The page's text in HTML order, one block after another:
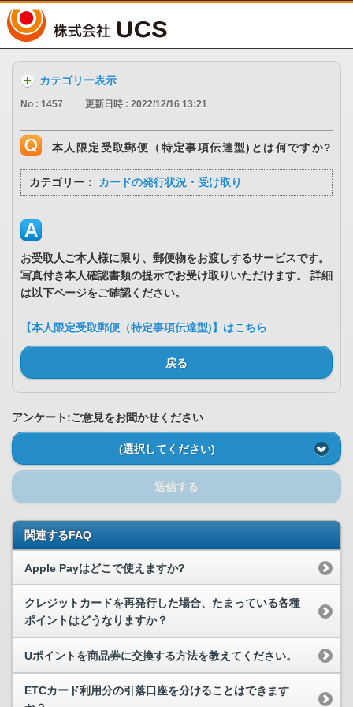
カテゴリー表示
No : 1457 更新日時 : 2022/12/16 13:21
本人限定受取郵便（特定事項伝達型)とは何ですか?
カテゴリー： カードの発行状況・受け取り
お受取人ご本人様に限り、郵便物をお渡しするサービスです。
写真付き本人確認書類の提示でお受け取りいただけます。 詳細
は以下ページをご確認ください。
【本人限定受取郵便（特定事項伝達型)】はこちら
戻る
アンケート:ご意見をお聞かせください
(選択してください)
送信する
関連するFAQ
Apple Payはどこで使えますか?
クレジットカードを再発行した場合、たまっている各種
ポイントはどうなりますか？
Uポイントを商品券に交換する方法を教えてください。
ETCカード利用分の引落口座を分けることはできます